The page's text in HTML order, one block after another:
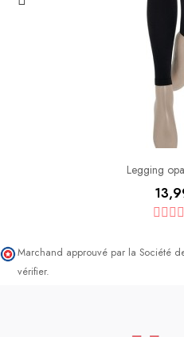
Legging
Marchand approuvé par la Société
vérifier.